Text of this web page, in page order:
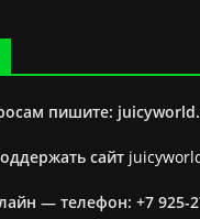
пишите:
сайт
— телефон: +7 925-